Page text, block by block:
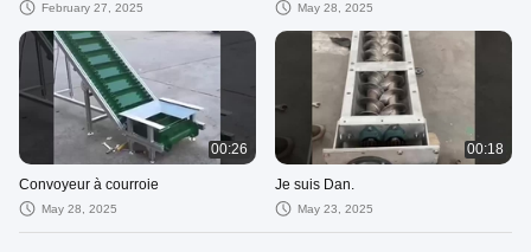
February 27, 2025 May 28, 2025
00:26
Convoyeur à courroie
May 28, 2025
00:18
Je suis Dan.
May 23, 2025